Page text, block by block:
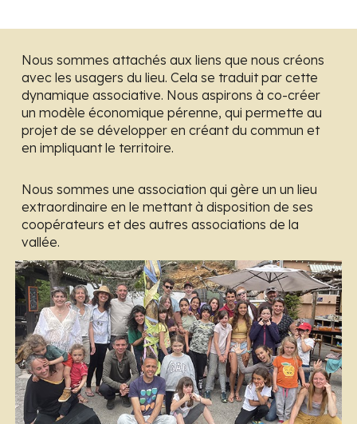
Nous sommes attachés aux liens que nous créons
avec les usagers du lieu. Cela se traduit par cette
dynamique associative. Nous aspirons à co-créer
un modèle économique pérenne, qui permette au
projet de se développer en créant du commun et
en impliquant le territoire.
Nous sommes une association qui gère un un lieu
extraordinaire en le mettant à disposition de ses
coopérateurs et des autres associations de la
vallée.